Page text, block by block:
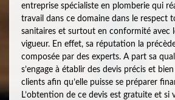
entreprise spécialiste en plomberie qui
travail dans ce domaine dans le respect
sanitaires et surtout en conformité avec
vigueur. En effet, sa réputation la
composée par des experts. A part sa
s’engage à établir des devis précis et
clients afin qu’elle puisse se préparer
L’obtention de ce devis est gratuite et si